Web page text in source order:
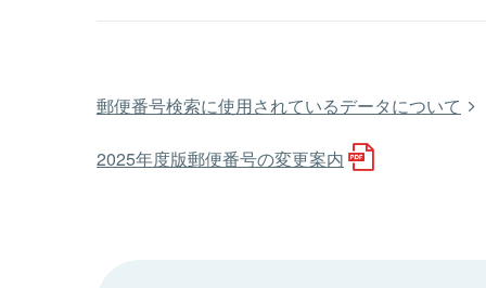
郵便番号検索に使用されているデータについて
2025年度版郵便番号の変更案内